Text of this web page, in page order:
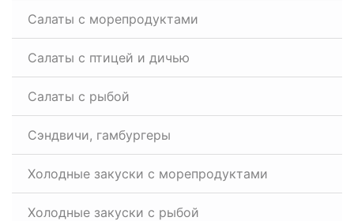
Салаты с морепродуктами
Салаты с птицей и дичью
Салаты с рыбой
Сэндвичи, гамбургеры
Холодные закуски с морепродуктами
Холодные закуски с рыбой